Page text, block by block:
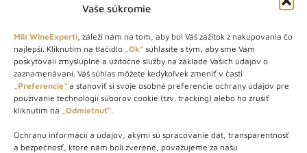
Vaše súkromie
Milí WineExperti, záleží nám na tom, aby bol Váš zážitok z nakupovania čo
najlepší. Kliknutím na tlačidlo „Ok“ súhlasíte s tým, aby sme Vám
poskytovali zmysluplné a užitočné služby na základe Vašich údajov o
zaznamenávaní. Váš súhlas môžete kedykoľvek zmeniť v časti
„Preferencie“ a stanoviť si svoje osobné preferencie ochrany údajov pre
používanie technológií súborov cookie (tzv. tracking) alebo ho zrušiť
kliknutím na „Odmietnuť“.
Ochranu informácií a údajov, akými sú spracovanie dát, transparentnosť
a bezpečnosť, ktoré nám boli zverené, považujeme za našu
O NÁS
STORE – obchod s vínom a destilátmi od roku 2010. Na našej
webovej stránke predávame viac ako 1000+ značkových
produktov.
Info tel.: +421 917 779 888